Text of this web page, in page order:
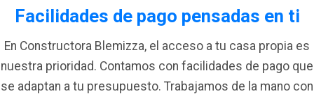
Facilidades de pago pensadas en ti
En Constructora Blemizza, el acceso a tu casa propia es
nuestra prioridad. Contamos con facilidades de pago que
se adaptan a tu presupuesto. Trabajamos de la mano con